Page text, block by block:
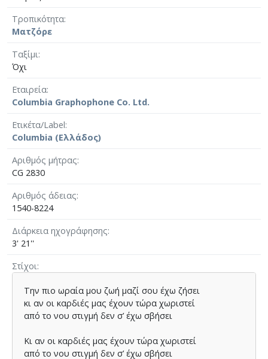
Τροπικότητα
Ματζόρε
Ταξίμι
Όχι
Εταιρεία
Columbia Graphophone Co. Ltd.
Ετικέτα/Label
Columbia (Ελλάδος)
Αριθμός μήτρας
CG 2830
Αριθμός άδειας
1540-8224
Διάρκεια ηχογράφησης
3' 21''
Στίχοι
Την πιο ωραία µου ζωή µαζί σου έχω ζήσει
κι αν οι καρδιές µας έχουν τώρα χωριστεί
από το νου στιγµή δεν σ’ έχω σβήσει
Κι αν οι καρδιές µας έχουν τώρα χωριστεί
από το νου στιγµή δεν σ’ έχω σβήσει